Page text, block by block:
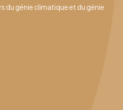
du génie climatique et du génie